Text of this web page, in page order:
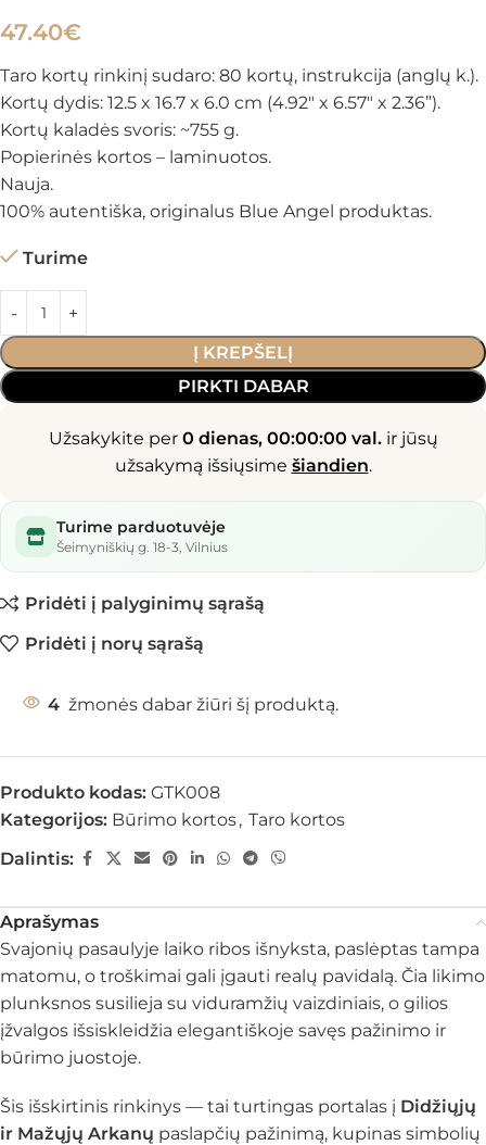
47.40€
Taro kortų rinkinį sudaro: 80 kortų, instrukcija (anglų k.).
Kortų dydis: 12.5 x 16.7 x 6.0 cm (4.92″ x 6.57″ x 2.36”).
Kortų kaladės svoris: ~755 g.
Popierinės kortos – laminuotos.
Nauja.
100% autentiška, originalus Blue Angel produktas.
Turime
Į KREPŠELĮ
PIRKTI DABAR
Užsakykite per 0 dienas, 00:00:00 val.ir jūsų
užsakymą išsiųsime šiandien.
Turime parduotuvėje
Šeimyniškių g. 18-3, Vilnius
Pridėti į palyginimų sąrašą
Pridėti į norų sąrašą
4 žmonės dabar žiūri šį produktą.
Produkto kodas: GTK008
Kategorijos: Būrimo kortos, Taro kortos
Dalintis:
Aprašymas
Svajonių pasaulyje laiko ribos išnyksta, paslėptas tampa
matomu, o troškimai gali įgauti realų pavidalą. Čia likimo
plunksnos susilieja su viduramžių vaizdiniais, o gilios
įžvalgos išsiskleidžia elegantiškoje savęs pažinimo ir
būrimo juostoje.
Šis išskirtinis rinkinys — tai turtingas portalas į Didžiųjų
ir Mažųjų Arkanų paslapčių pažinimą, kupinas simbolių